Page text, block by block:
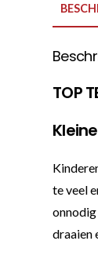
TOP
te veel
draaien